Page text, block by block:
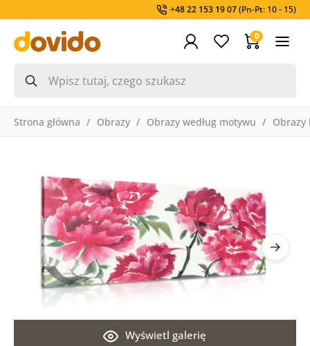
+48 22 153 19 07(Pn-Pt: 10 - 15)
0
Strona główna Obrazy Obrazy według motywu Obrazy
Wyświetl galerię